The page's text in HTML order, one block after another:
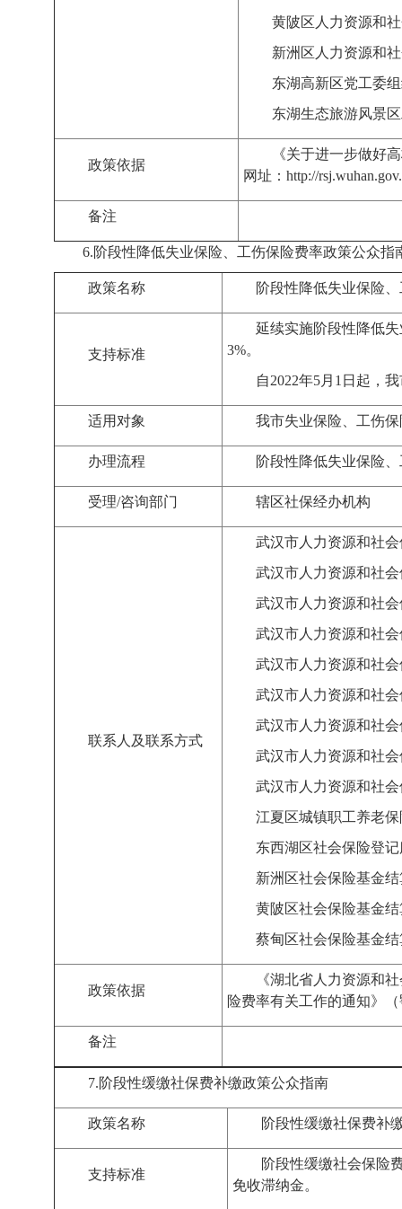
黄陂区人力资源和
新洲区人力资源和
东湖高新区党工委
东湖生态旅游风景
政策依据
《关于进一步做好
网址 ： http://
备注
6.阶段性降低失业保险、工伤保险费率政策公众指
政策名称 阶段性降低失业保险
支持标准
延续实施阶段性降低
3%。
自2022年5月 1 日起，
适用对象 我市失业保险、工伤
办理流程 阶段性降低失业保险
受理/咨询部门 辖区社保经办机构
联系人及联系方式
武汉市人力资源和社
武汉市人力资源和社
武汉市人力资源和社
武汉市人力资源和社
武汉市人力资源和社
武汉市人力资源和社
武汉市人力资源和社
武汉市人力资源和社
武汉市人力资源和社
江夏区城镇职工养老
东西湖区社会保险登
新洲区社会保险基金
黄陂区社会保险基金
蔡甸区社会保险基金
政策依据
《湖北省人力资源和
险费率有关工作的通知》
备注
7.阶段性缓缴社保费补缴政策公众指南
政策名称 阶段性缓缴社保费补
支持标准
阶段性缓缴社会保险
免收滞纳金。